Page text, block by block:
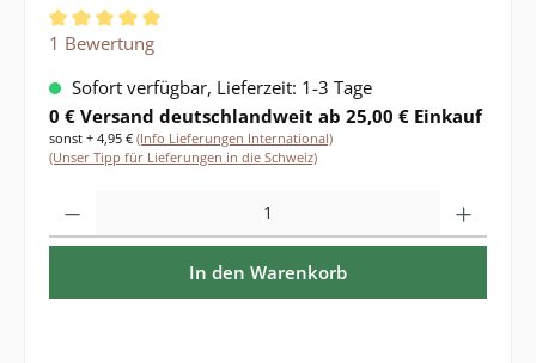
Durchschnittliche Bewertung von 5 von 5 Sternen
1 Bewertung
Sofort verfügbar, Lieferzeit: 1-3 Tage
0 € Versand deutschlandweit ab 25,00 € Einkauf
sonst + 4,95 € (Info Lieferungen International)
(Unser Tipp für Lieferungen in die Schweiz)
In den Warenkorb